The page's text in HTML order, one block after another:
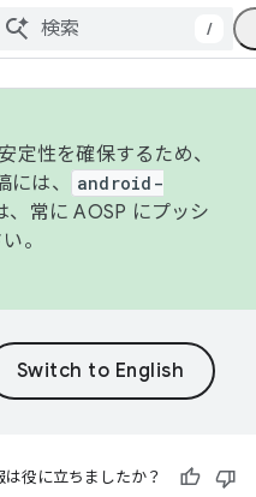
/
性を確保するため、
は、
android-
常に AOSP にプッシ
。
は役に立ちましたか？